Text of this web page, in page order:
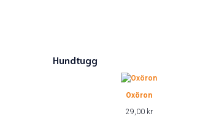
Hundtugg
Oxöron
29,00 kr